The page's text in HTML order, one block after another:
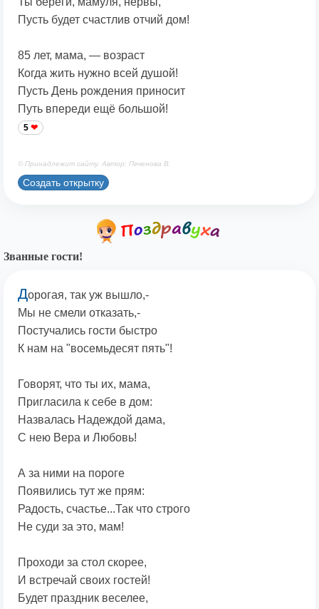
Пусть будет счастлив отчий дом!
85 лет, мама, — возраст
Когда жить нужно всей душой!
Пусть День рождения приносит
Путь впереди ещё большой!
5
© Принадлежит сайту. Автор: Печенова В.
Создать открытку
Званные гости!
Дорогая, так уж вышло,-
Мы не смели отказать,-
Постучались гости быстро
К нам на "восемьдесят пять"!
Говорят, что ты их, мама,
Пригласила к себе в дом:
Назвалась Надеждой дама,
С нею Вера и Любовь!
А за ними на пороге
Появились тут же прям:
Радость, счастье...Так что строго
Не суди за это, мам!
Проходи за стол скорее,
И встречай своих гостей!
Будет праздник веселее,